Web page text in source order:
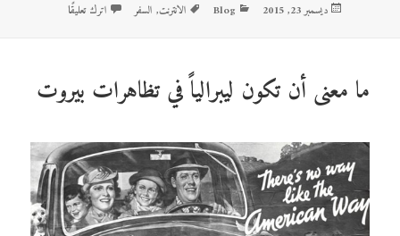
نُشرت
ديسمبر 23, 2015 التصنيفات
Blog الوسوم
الانترنت, السفر اترك تعليقًا
ما معنى أن تكون ليبرالياً في تظاهرات بيروت